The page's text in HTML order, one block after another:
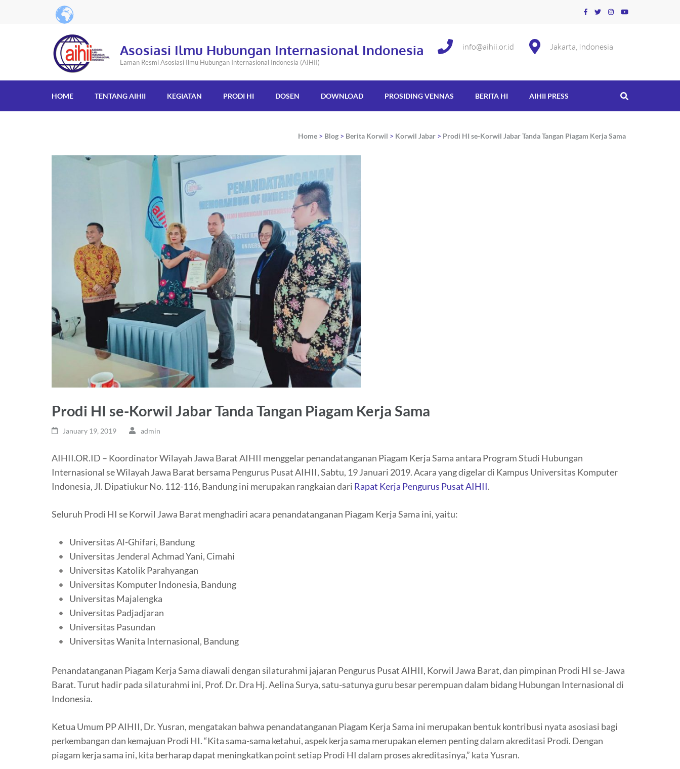
Asosiasi Ilmu Hubungan Internasional Indonesia
Laman Resmi Asosiasi Ilmu Hubungan Internasional Indonesia (AIHII)
Jakarta, Indonesia
info@aihii.or.id
HOME TENTANG AIHII KEGIATAN PRODI HI DOSEN DOWNLOAD PROSIDING VENNAS BERITA HI AIHII PRESS
Home > Blog > Berita Korwil > Korwil Jabar > Prodi HI se-Korwil Jabar Tanda Tangan Piagam Kerja Sama
Prodi HI se-Korwil Jabar Tanda Tangan Piagam Kerja Sama
January 19, 2019 admin
AIHII.OR.ID – Koordinator Wilayah Jawa Barat AIHII menggelar penandatanganan Piagam Kerja Sama antara Program Studi Hubungan
Internasional se Wilayah Jawa Barat bersama Pengurus Pusat AIHII, Sabtu, 19 Januari 2019. Acara yang digelar di Kampus Universitas Komputer
Indonesia, Jl. Dipatiukur No. 112-116, Bandung ini merupakan rangkaian dari Rapat Kerja Pengurus Pusat AIHII.
Seluruh Prodi HI se Korwil Jawa Barat menghadiri acara penandatanganan Piagam Kerja Sama ini, yaitu:
Universitas Al-Ghifari, Bandung
Universitas Jenderal Achmad Yani, Cimahi
Universitas Katolik Parahyangan
Universitas Komputer Indonesia, Bandung
Universitas Majalengka
Universitas Padjadjaran
Universitas Pasundan
Universitas Wanita Internasional, Bandung
Penandatanganan Piagam Kerja Sama diawali dengan silaturahmi jajaran Pengurus Pusat AIHII, Korwil Jawa Barat, dan pimpinan Prodi HI se-Jawa
Barat. Turut hadir pada silaturahmi ini, Prof. Dr. Dra Hj. Aelina Surya, satu-satunya guru besar perempuan dalam bidang Hubungan Internasional di
Indonesia.
Ketua Umum PP AIHII, Dr. Yusran, mengatakan bahwa penandatanganan Piagam Kerja Sama ini merupakan bentuk kontribusi nyata asosiasi bagi
perkembangan dan kemajuan Prodi HI. “Kita sama-sama ketahui, aspek kerja sama merupakan elemen penting dalam akreditasi Prodi. Dengan
piagam kerja sama ini, kita berharap dapat meningkatkan point setiap Prodi HI dalam proses akreditasinya,” kata Yusran.